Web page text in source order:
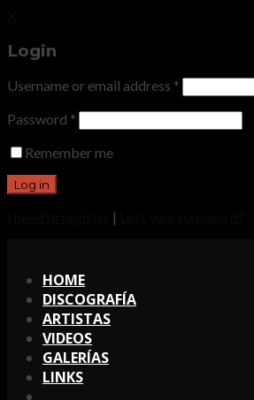
Login
Username or email address *
Password *
Remember me
|
HOME
DISCOGRAFÍA
ARTISTAS
VIDEOS
GALERÍAS
LINKS